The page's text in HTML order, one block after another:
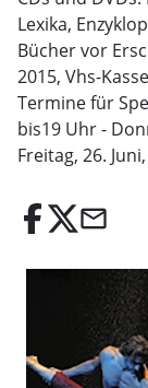
Lexika,
Bücher vor
2015, Vhs-
Termine für
bis19 Uhr -
Freitag, 26.
email